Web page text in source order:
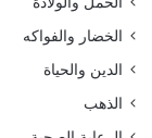
الخضار والفواكه
الدين والحياة
الذهب